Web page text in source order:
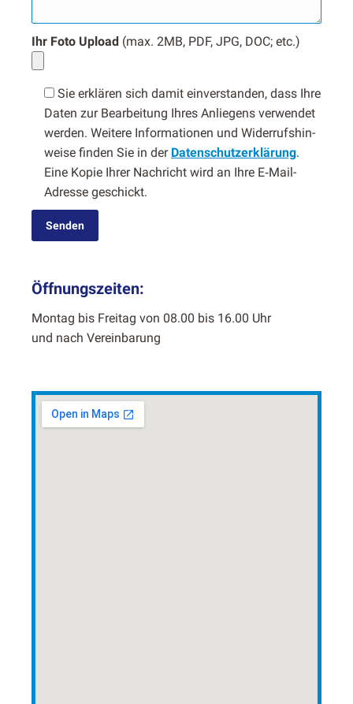
Ihr Foto Upload (max. 2MB, PDF, JPG, DOC; etc.)
Sie erk­lären sich damit ein­ver­standen, dass Ihre
Dat­en zur Bear­beitung Ihres Anliegens ver­wen­det
wer­den. Weit­ere Infor­ma­tio­nen und Wider­ruf­sh­in­
weise find­en Sie in der Daten­schutzerk­lärung.
Eine Kopie Ihrer Nachricht wird an Ihre E‑Mail-
Adresse geschickt.
Öffnungszeiten:
Mon­tag bis Fre­itag von 08.00 bis 16.00 Uhr
und nach Vere­in­barung